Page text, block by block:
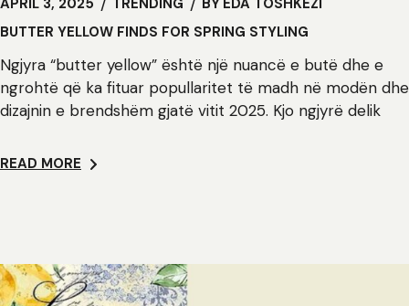
APRIL 3, 2025 TRENDING BY EDA TOSHKËZI
BUTTER YELLOW FINDS FOR SPRING STYLING
Ngjyra “butter yellow” është një nuancë e butë dhe e
ngrohtë që ka fituar popullaritet të madh në modën dhe
dizajnin e brendshëm gjatë vitit 2025. Kjo ngjyrë delik
READ MORE